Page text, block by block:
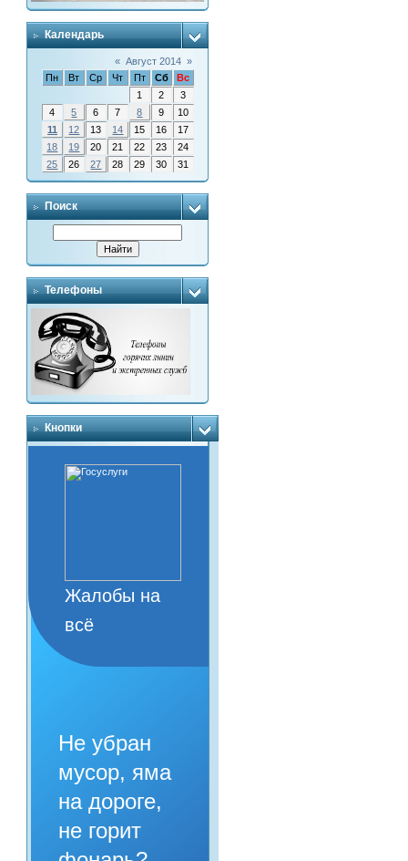
Календарь
« Август 2014 »
Пн
Вт Ср Чт Пт Сб
Вс
1
2
3
4
5 6 7 8 9
10
11
12 13 14 15 16
17
18
19 20 21 22 23
24
25
26 27 28 29 30 31
Поиск
Телефоны
Кнопки
Жалобы на
всё
Не убран
мусор, яма
на дороге,
не горит